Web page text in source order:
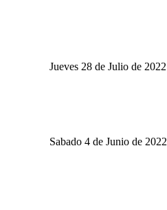
Jueves 28 de Julio de 2022
Sabado 4 de Junio de 2022